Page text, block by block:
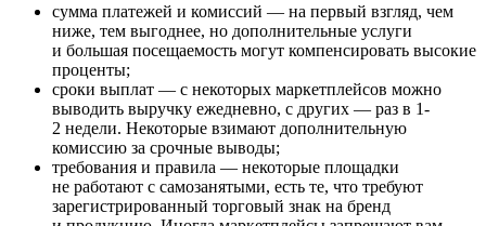
сумма платежей и комиссий — на первый взгляд, чем
ниже, тем выгоднее, но дополнительные услуги
и большая посещаемость могут компенсировать высокие
проценты;
сроки выплат — с некоторых маркетплейсов можно
выводить выручку ежедневно, с других — раз в 1-
2 недели. Некоторые взимают дополнительную
комиссию за срочные выводы;
требования и правила — некоторые площадки
не работают с самозанятыми, есть те, что требуют
зарегистрированный торговый знак на бренд